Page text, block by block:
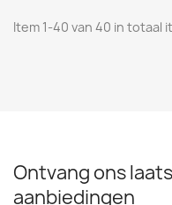
Item 1-40 van 40 in totaal
Ontvang ons
aanbiedingen